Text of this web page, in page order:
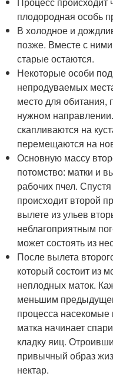
плодородная особь
В холодное и
позже. Вместе с
старые остаются.
Некоторые особи
непродуваемых
место для обитания,
нужном
скапливаются на
перемещаются на
Основную массу
потомство: матки и
рабочих пчел.
происходит второй
вылете из ульев
неблагоприятным
может состоять из
После вылета
который состоит из
неплодных маток.
меньшим
процесса
матка начинает
кладку яиц.
привычный образ
нектар.